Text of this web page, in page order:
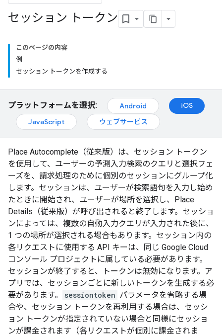
セッション トークン
このページの内容
例
セッション トークンを作成する
プラットフォームを選択: Android
iOS
JavaScript
ウェブサービス
Place Autocomplete（従来版）は、セッション トークン
を使用して、ユーザーの予測入力検索のクエリと選択フェ
ーズを、請求処理のために個別のセッションにグループ化
します。セッションは、ユーザーが検索語句を入力し始め
たときに開始され、ユーザーが場所を選択し、Place
Details（従来版）が呼び出されると終了します。セッショ
ンによっては、複数の自動入力クエリが入力された後に、
1 つの場所が選択される場合もあります。セッション内の
各リクエストに使用する API キーは、同じ Google Cloud
コンソール プロジェクトに属している必要があります。
セッションが終了すると、トークンは無効になります。ア
プリでは、セッションごとに新しいトークンを生成する必
要があります。
sessiontoken パラメータを省略する場
合や、セッション トークンを再利用する場合は、セッシ
ョン トークンが指定されていない場合と同様にセッショ
ンが課金されます（各リクエストが個別に課金されま